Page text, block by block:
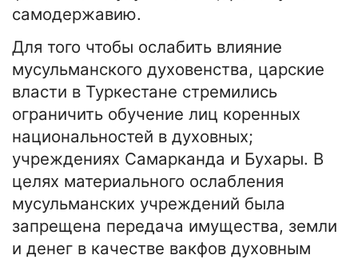
самодержавию.
Для того чтобы ослабить влияние
мусульманского духовенства, царские
власти в Туркестане стремились
ограничить обучение лиц коренных
национальностей в духовных;
учреждениях Самарканда и Бухары. В
целях материального ослабления
мусульманских учреждений была
запрещена передача имущества, земли
и денег в качестве вакфов духовным